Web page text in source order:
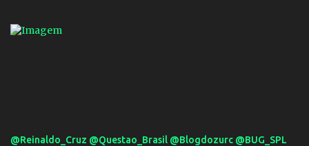
definido e tem o Milan como virtual campeao. ;
@Reinaldo_Cruz @Questao_Brasil @Blogdozurc @BUG_SPL